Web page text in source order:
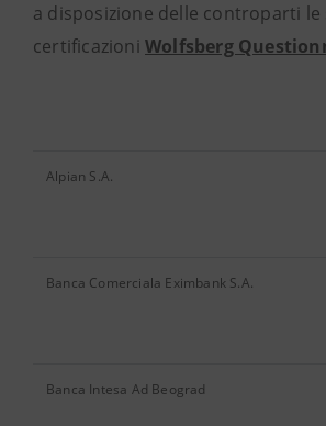
a disposizione delle controparti le
certificazioni Wolfsberg
Alpian S.A.
Banca Comerciala Eximbank S.A.
Banca Intesa Ad Beograd